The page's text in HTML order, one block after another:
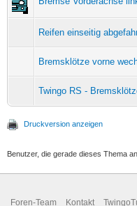
Reifen einseitig
Bremsklötze vorne
Twingo RS -
Druckversion anzeigen
Benutzer, die gerade dieses Thema
Foren-Team Kontakt